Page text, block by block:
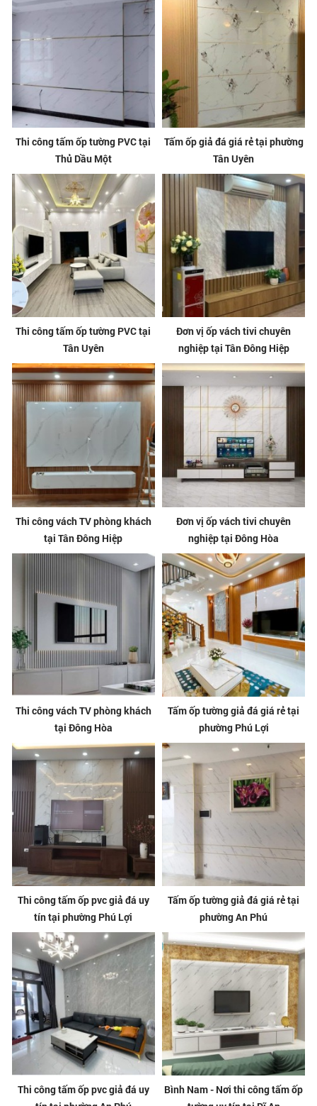
Thi công tấm ốp tường PVC tại
Thủ Dầu Một
Tấm ốp giả đá giá rẻ tại phường
Tân Uyên
Thi công tấm ốp tường PVC tại
Tân Uyên
Đơn vị ốp vách tivi chuyên
nghiệp tại Tân Đông Hiệp
Thi công vách TV phòng khách
tại Tân Đông Hiệp
Đơn vị ốp vách tivi chuyên
nghiệp tại Đông Hòa
Thi công vách TV phòng khách
tại Đông Hòa
Tấm ốp tường giả đá giá rẻ tại
phường Phú Lợi
Thi công tấm ốp pvc giả đá uy
tín tại phường Phú Lợi
Tấm ốp tường giả đá giá rẻ tại
phường An Phú
Thi công tấm ốp pvc giả đá uy
Bình Nam - Nơi thi công tấm ốp